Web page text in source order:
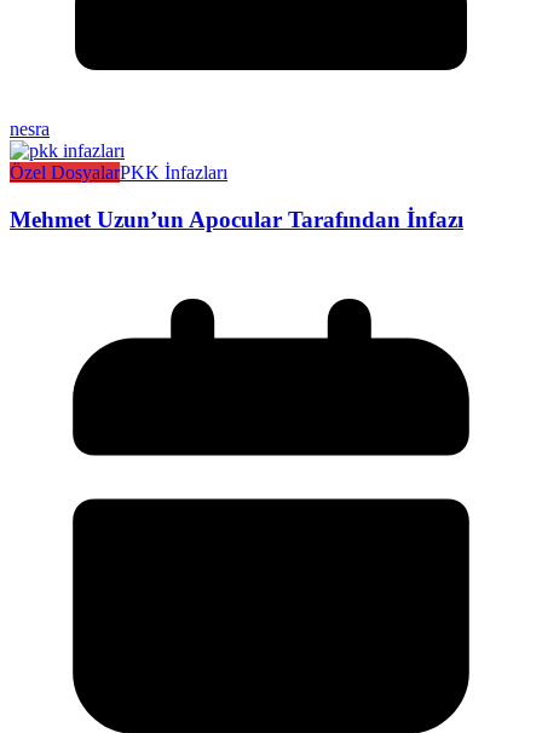
nesra
Özel DosyalarPKK İnfazları
Mehmet Uzun’un Apocular Tarafından İnfazı